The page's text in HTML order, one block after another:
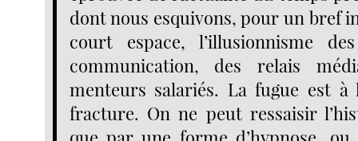
dont nous esquivons, pour un bref
court espace, l’illusionnisme
communication, des relais
menteurs salariés. La fugue est
fracture. On ne peut ressaisir